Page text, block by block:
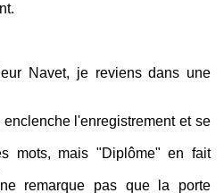
Navet, je reviens dans une
enclenche l'enregistrement et se
mots, mais "Diplôme" en fait
remarque pas que la porte